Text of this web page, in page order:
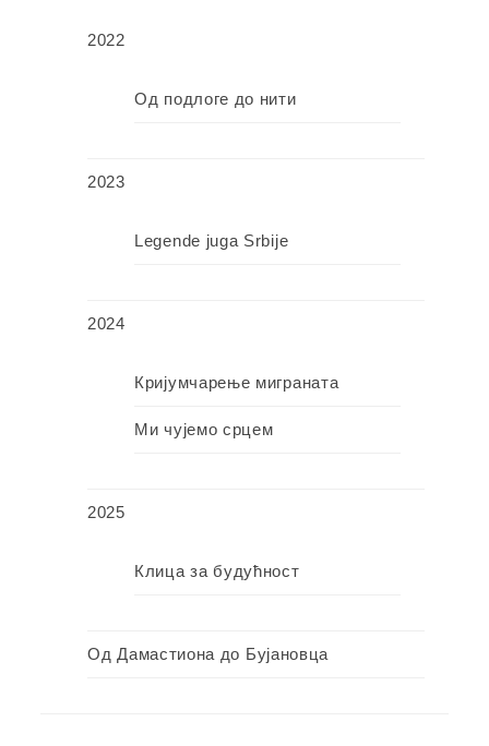
2022
Од подлоге до нити
2023
Legende juga Srbije
2024
Кријумчарење миграната
Ми чујемо срцем
2025
Клица за будућност
Од Дамастиона до Бујановца